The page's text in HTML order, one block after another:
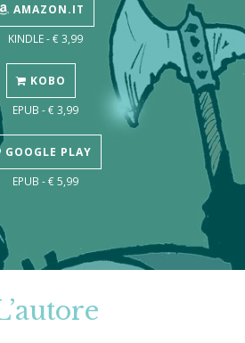
AMAZON.IT
KINDLE - € 3,99
KOBO
EPUB - € 3,99
GOOGLE PLAY
EPUB - € 5,99